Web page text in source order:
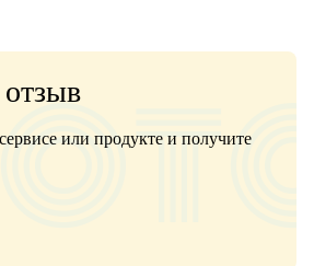
или продукте и получите